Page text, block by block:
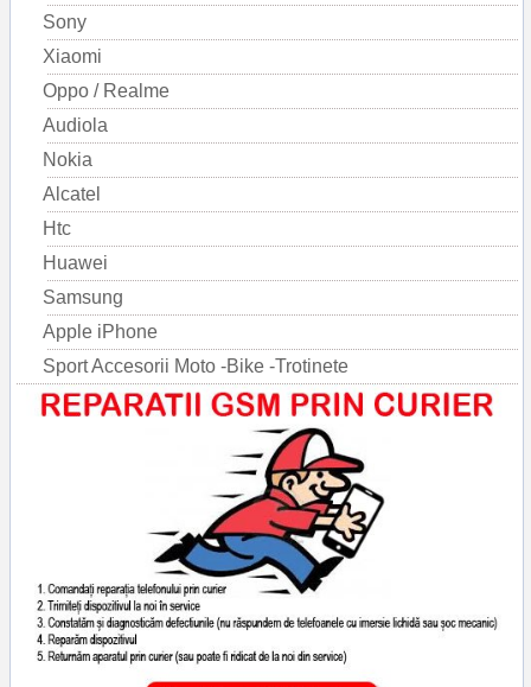
Sony
Xiaomi
Oppo / Realme
Audiola
Nokia
Alcatel
Htc
Huawei
Samsung
Apple iPhone
Sport Accesorii Moto -Bike -Trotinete